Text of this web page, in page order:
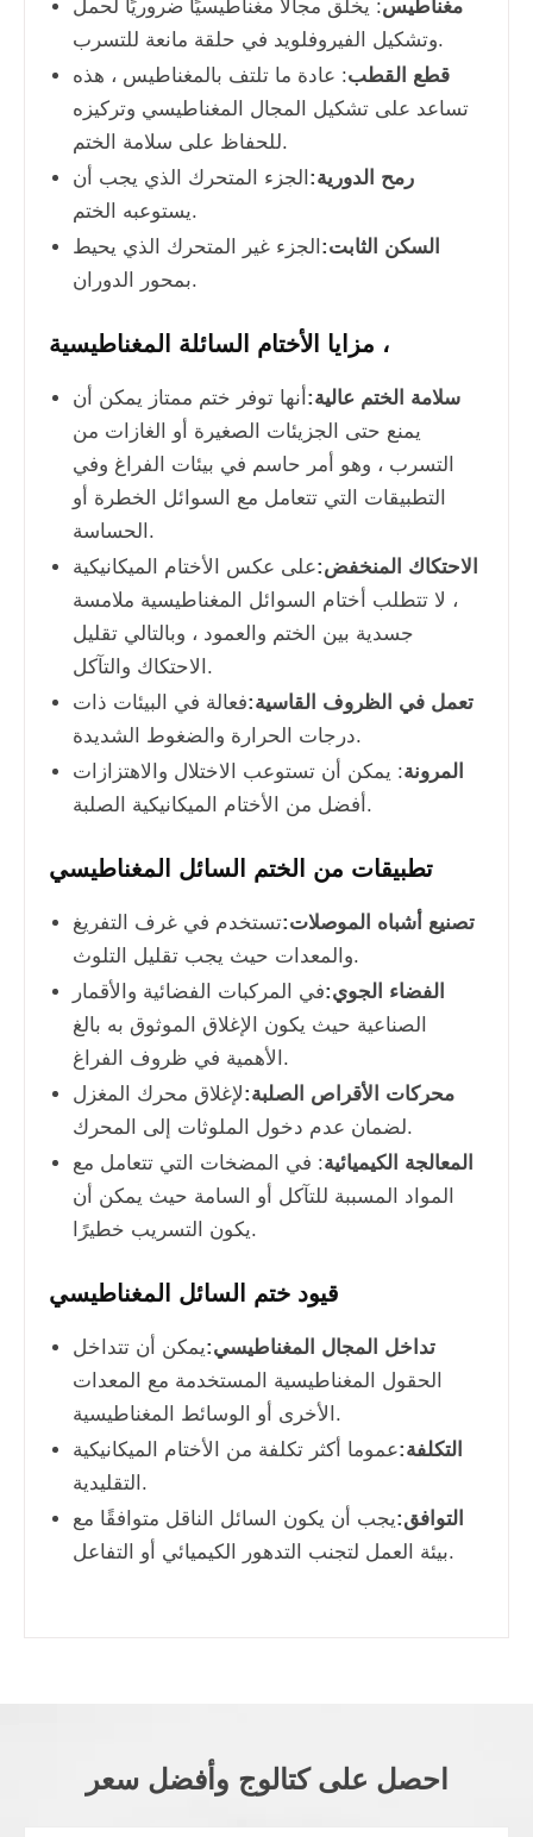
مغناطيس: يخلق مجالًا مغناطيسيًا ضروريًا لحمل
وتشكيل الفيروفلويد في حلقة مانعة للتسرب.
قطع القطب: عادة ما تلتف بالمغناطيس ، هذه
تساعد على تشكيل المجال المغناطيسي وتركيزه
للحفاظ على سلامة الختم.
رمح الدورية: الجزء المتحرك الذي يجب أن
يستوعبه الختم.
السكن الثابت: الجزء غير المتحرك الذي يحيط
بمحور الدوران.
مزايا الأختام السائلة المغناطيسية ،
سلامة الختم عالية: أنها توفر ختم ممتاز يمكن أن
يمنع حتى الجزيئات الصغيرة أو الغازات من
التسرب ، وهو أمر حاسم في بيئات الفراغ وفي
التطبيقات التي تتعامل مع السوائل الخطرة أو
الحساسة.
الاحتكاك المنخفض:على عكس الأختام الميكانيكية
، لا تتطلب أختام السوائل المغناطيسية ملامسة
جسدية بين الختم والعمود ، وبالتالي تقليل
الاحتكاك والتآكل.
تعمل في الظروف القاسية:فعالة في البيئات ذات
درجات الحرارة والضغوط الشديدة.
المرونة: يمكن أن تستوعب الاختلال والاهتزازات
أفضل من الأختام الميكانيكية الصلبة.
تطبيقات من الختم السائل المغناطيسي
تصنيع أشباه الموصلات:تستخدم في غرف التفريغ
والمعدات حيث يجب تقليل التلوث.
الفضاء الجوي:في المركبات الفضائية والأقمار
الصناعية حيث يكون الإغلاق الموثوق به بالغ
الأهمية في ظروف الفراغ.
محركات الأقراص الصلبة:لإغلاق محرك المغزل
لضمان عدم دخول الملوثات إلى المحرك.
المعالجة الكيميائية: في المضخات التي تتعامل مع
المواد المسببة للتآكل أو السامة حيث يمكن أن
يكون التسريب خطيرًا.
قيود ختم السائل المغناطيسي
تداخل المجال المغناطيسي:يمكن أن تتداخل
الحقول المغناطيسية المستخدمة مع المعدات
الأخرى أو الوسائط المغناطيسية.
التكلفة:عموما أكثر تكلفة من الأختام الميكانيكية
التقليدية.
التوافق:يجب أن يكون السائل الناقل متوافقًا مع
بيئة العمل لتجنب التدهور الكيميائي أو التفاعل.
احصل على كتالوج وأفضل سعر